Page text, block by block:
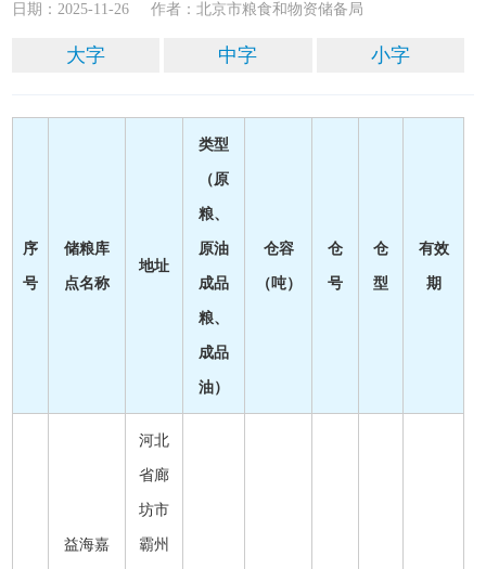
日期：2025-11-26 作者：​北京市粮食和物资储备局
大字 中字 小字
序
号
储粮库
点名称
地址
类型
（原
粮、
原油
成品
粮、
成品
油）
仓容
（吨）
仓
号
仓
型
有效
期
益海嘉
河北
省廊
坊市
霸州